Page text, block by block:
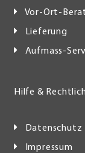
Vor-Ort-
Lieferung
Aufmass-
Hilfe &
Datenschutz
Impressum